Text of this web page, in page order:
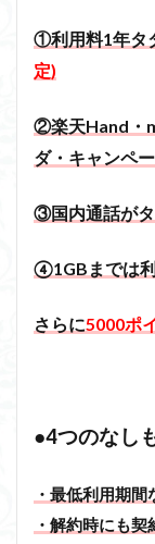
①利用料1年タ
定)
②楽天Hand・
ダ・キャンペ
③国内通話が
④1GBまでは
さらに5000ポ
●4つのなし
・最低利用期間
・解約時にも契